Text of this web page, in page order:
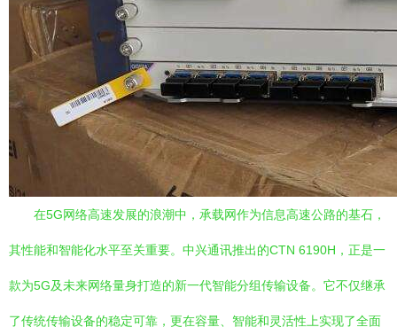
在5G网络高速发展的浪潮中，承载网作为信息高速公路的基石，
其性能和智能化水平至关重要。中兴通讯推出的CTN 6190H，正是一
款为5G及未来网络量身打造的新一代智能分组传输设备。它不仅继承
了传统传输设备的稳定可靠，更在容量、智能和灵活性上实现了全面